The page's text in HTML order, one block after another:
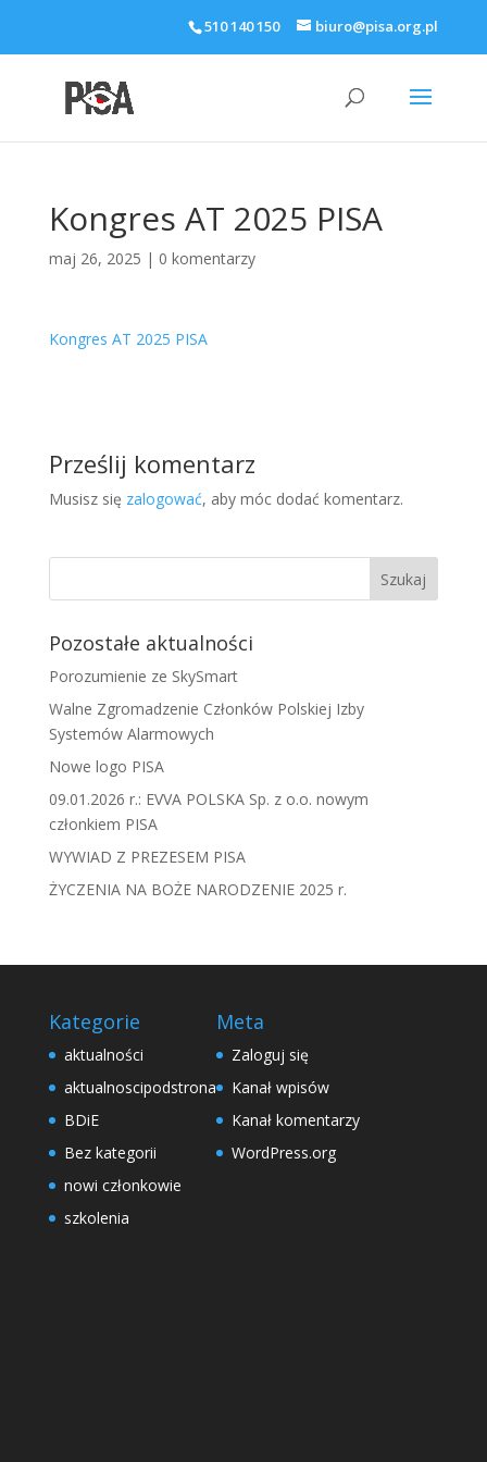
510 140 150 biuro@pisa.org.pl
Kongres AT 2025 PISA
maj 26, 2025 | 0 komentarzy
Kongres AT 2025 PISA
Prześlij komentarz
Musisz się zalogować, aby móc dodać komentarz.
Pozostałe aktualności
Porozumienie ze SkySmart
Walne Zgromadzenie Członków Polskiej Izby
Systemów Alarmowych
Nowe logo PISA
09.01.2026 r.: EVVA POLSKA Sp. z o.o. nowym
członkiem PISA
WYWIAD Z PREZESEM PISA
ŻYCZENIA NA BOŻE NARODZENIE 2025 r.
Kategorie
aktualności
aktualnoscipodstrona
BDiE
Bez kategorii
nowi członkowie
szkolenia
Meta
Zaloguj się
Kanał wpisów
Kanał komentarzy
WordPress.org